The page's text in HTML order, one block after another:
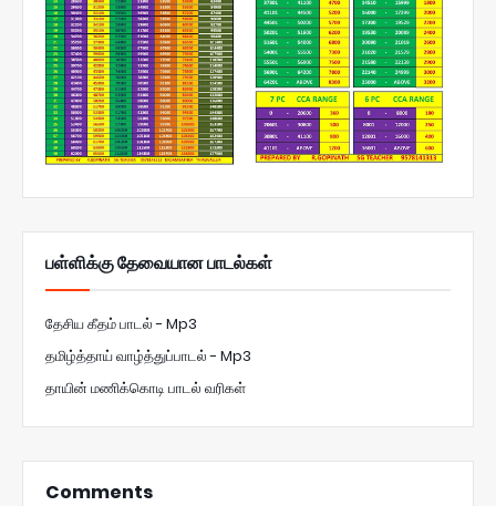
பள்ளிக்கு தேவையான பாடல்கள்
தேசிய கீதம் பாடல் - Mp3
தமிழ்த்தாய் வாழ்த்துப்பாடல் - Mp3
தாயின் மணிக்கொடி பாடல் வரிகள்
Comments